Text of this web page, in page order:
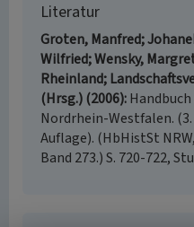
Literatur
Groten, Manfred;
Wilfried; Wensky,
Rheinland;
(Hrsg.) (2006)
Nordrhein-Westfalen.
Auflage). (HbHistSt
Band 273.) S. 720-722,